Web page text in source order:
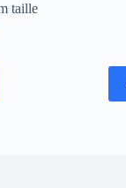
taille